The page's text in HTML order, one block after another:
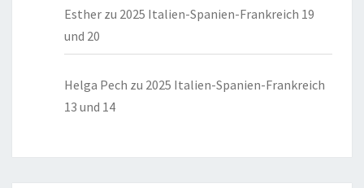
Esther zu 2025 Italien-Spanien-Frankreich 19
und 20
Helga Pech zu 2025 Italien-Spanien-Frankreich
13 und 14